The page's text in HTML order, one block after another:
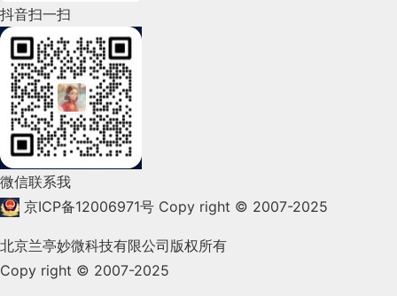
2022年4月(86)
2022年3月(119)
2022年2月(53)
2022年1月(99)
2021年12月(105)
2021年9月(153)
抖音扫一扫
微信联系我
京ICP备12006971号 Copy right © 2007-2025
北京兰亭妙微科技有限公司版权所有
Copy right © 2007-2025